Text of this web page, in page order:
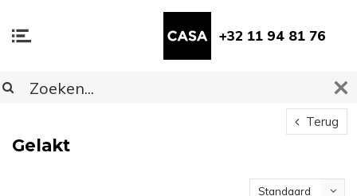
+32 11 94 81 76
Terug
Gelakt
Standaard